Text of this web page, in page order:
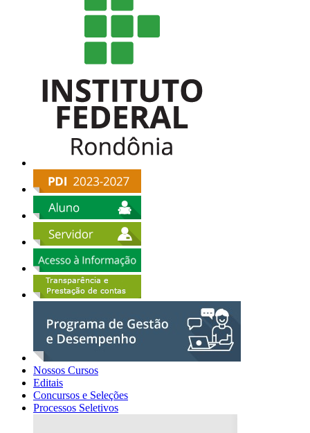
Nossos Cursos
Editais
Concursos e Seleções
Processos Seletivos